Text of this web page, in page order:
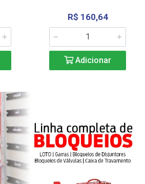
R$ 160,64
Adicionar